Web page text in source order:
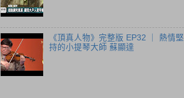
《頂真人物》完整版 EP32 ｜ 熱情堅
持的小提琴大師 蘇顯達